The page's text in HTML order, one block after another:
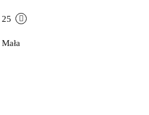
25
Mała